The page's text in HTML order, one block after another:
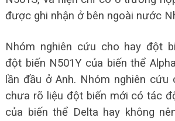
được ghi nhận ở bên ngoài nước
Nhóm nghiên cứu cho hay đột
đột biến N501Y của biến thể
lần đầu ở Anh. Nhóm nghiên cứu
chưa rõ liệu đột biến mới có tác
của biến thể Delta hay không